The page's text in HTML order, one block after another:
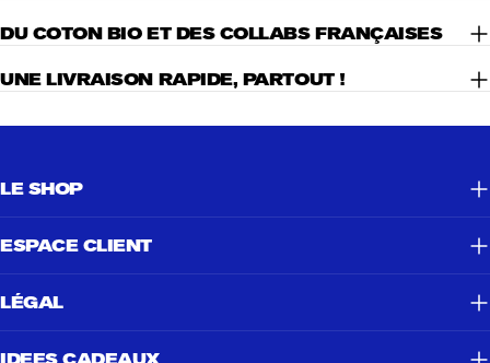
DU COTON BIO ET DES COLLABS FRANÇAISES
UNE LIVRAISON RAPIDE, PARTOUT !
LE SHOP
ESPACE CLIENT
LÉGAL